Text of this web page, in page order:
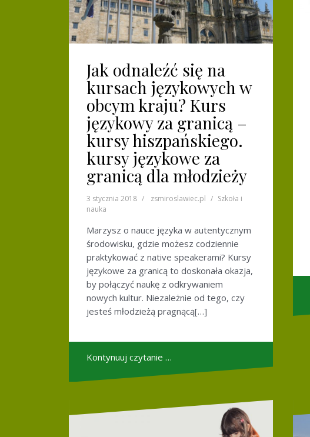
Jak odnaleźć się na
kursach językowych w
obcym kraju? Kurs
językowy za granicą –
kursy hiszpańskiego.
kursy językowe za
granicą dla młodzieży
3 stycznia 2018 zsmiroslawiec.pl
Szkoła i
nauka
Marzysz o nauce języka w autentycznym
środowisku, gdzie możesz codziennie
praktykować z native speakerami? Kursy
językowe za granicą to doskonała okazja,
by połączyć naukę z odkrywaniem
nowych kultur. Niezależnie od tego, czy
jesteś młodzieżą pragnącą[…]
Kontynuuj czytanie …